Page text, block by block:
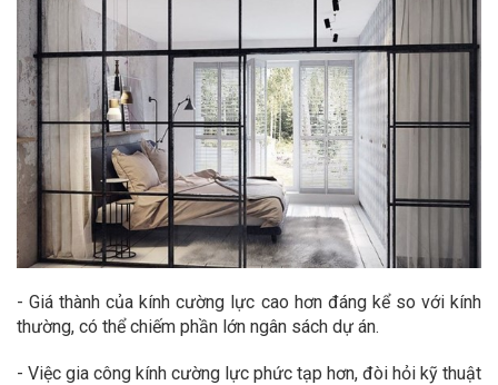
- Giá thành của kính cường lực cao hơn đáng kể so với kính
thường, có thể chiếm phần lớn ngân sách dự án.
- Việc gia công kính cường lực phức tạp hơn, đòi hỏi kỹ thuật